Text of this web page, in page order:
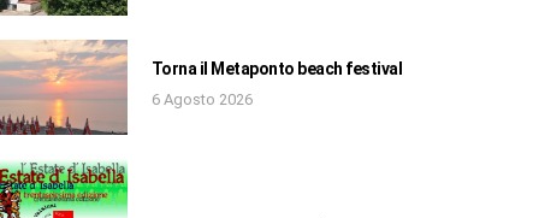
Torna il Metaponto beach festival
6 Agosto 2026